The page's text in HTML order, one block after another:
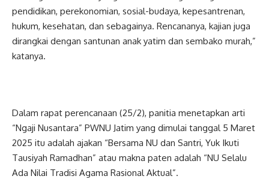
pendidikan, perekonomian, sosial-budaya, kepesantrenan,
hukum, kesehatan, dan sebagainya. Rencananya, kajian juga
dirangkai dengan santunan anak yatim dan sembako murah,”
katanya.
Dalam rapat perencanaan (25/2), panitia menetapkan arti
“Ngaji Nusantara” PWNU Jatim yang dimulai tanggal 5 Maret
2025 itu adalah ajakan “Bersama NU dan Santri, Yuk Ikuti
Tausiyah Ramadhan” atau makna paten adalah “NU Selalu
Ada Nilai Tradisi Agama Rasional Aktual”.